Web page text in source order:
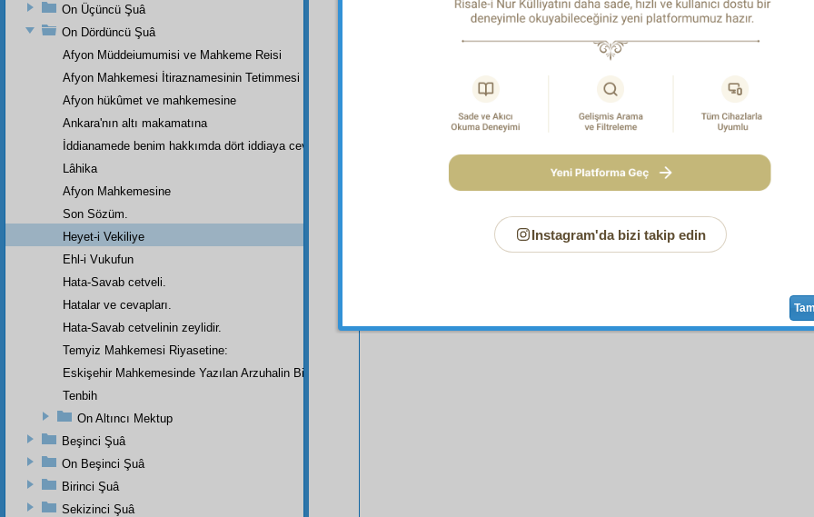
Bu Sayfaya Yeni Notunuz
On Üçüncü Şuâ
On Dördüncü Şuâ
Afyon Müddeiumumisi ve Mahkeme Reisi
Afyon Mahkemesi İtiraznamesinin Tetimmesi
Afyon hükûmet ve mahkemesine
Ankara'nın altı makamatına
İddianamede benim hakkımda dört iddiaya cevap
Lâhika
Afyon Mahkemesine
Son Sözüm.
Heyet-i Vekiliye
Ehl-i Vukufun
Hata-Savab cetveli.
Hatalar ve cevapları.
Hata-Savab cetvelinin zeylidir.
Temyiz Mahkemesi Riyasetine:
Eskişehir Mahkemesinde Yazılan Arzuhalin Bir Parçası
Tenbih
On Altıncı Mektup
Beşinci Şuâ
On Beşinci Şuâ
Birinci Şuâ
Sekizinci Şuâ
Instagram'da bizi takip edin